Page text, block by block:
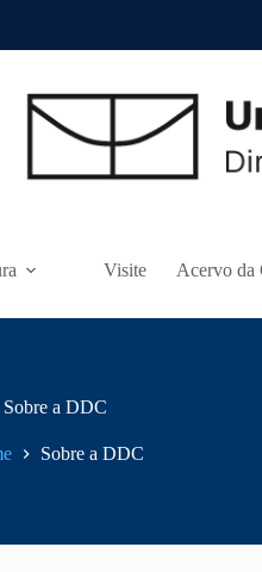
Visite Acervo da
Sobre a DDC
Sobre a DDC